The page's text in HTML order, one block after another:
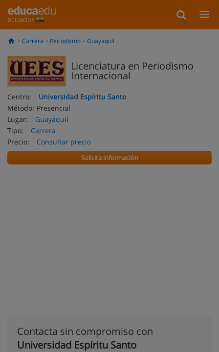
ecuador
Carrera Periodismo Guayaquil
Licenciatura en Periodismo
Internacional
Centro:
Universidad Espíritu Santo
Método: Presencial
Lugar:
Guayaquil
Tipo:
Carrera
Precio:
Consultar precio
Solicita información
Contacta sin compromiso con
Universidad Espíritu Santo